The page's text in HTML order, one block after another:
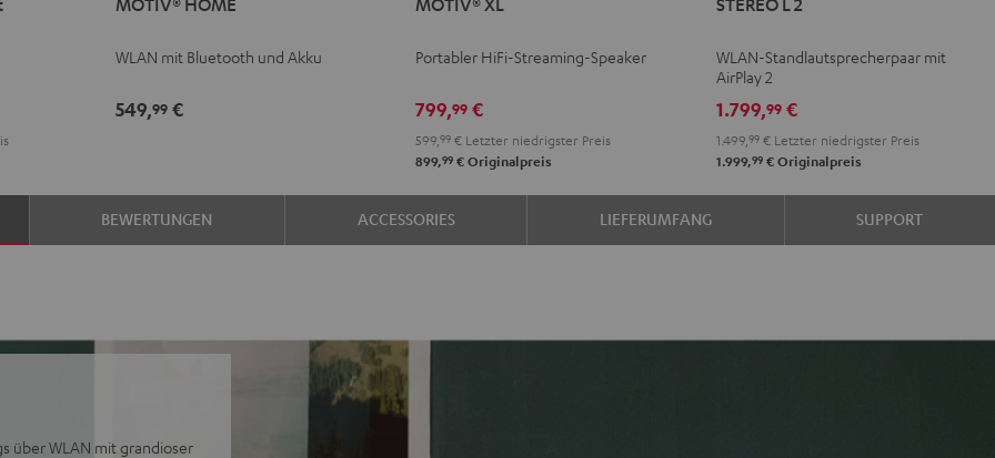
HOMEHOME
WLAN mit Bluetooth und Akku
549,99€
XL
Portabler HiFi-Streaming-Speaker
799,99 €
599,99 € Letzter niedrigster Preis
899,99 € Originalpreis
L
Schwarz
L
Weiß
WLAN-Standlautsprecherpaar mit
AirPlay 2
1.799,99 €
1.499,99 € Letzter niedrigster Preis
1.999,99 € Originalpreis
BEWERTUNGEN ACCESSORIES LIEFERUMFANG SUPPORT
über WLAN mit grandioser